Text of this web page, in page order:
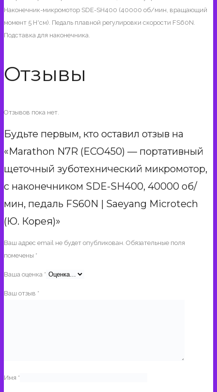
Наконечник-микромотор SDE-SH400 (40000 об/мин, вращающий
момент 5 Н*см). Педаль плавной регулировки скорости FS60N.
Подставка для наконечника.
Отзывы
Отзывов пока нет.
Будьте первым, кто оставил отзыв на
«Marathon N7R (ECO450) — портативный
щеточный зуботехнический микромотор,
с наконечником SDE-SH400, 40000 об/
мин, педаль FS60N | Saeyang Microtech
(Ю. Корея)»
Ваш адрес email не будет опубликован. Обязательные поля
помечены *
Ваша оценка *
Ваш отзыв *
Имя *